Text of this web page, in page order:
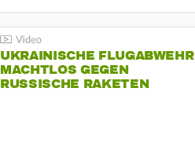
UKRAINISCHE FLUGABWEHR
MACHTLOS GEGEN
RUSSISCHE RAKETEN